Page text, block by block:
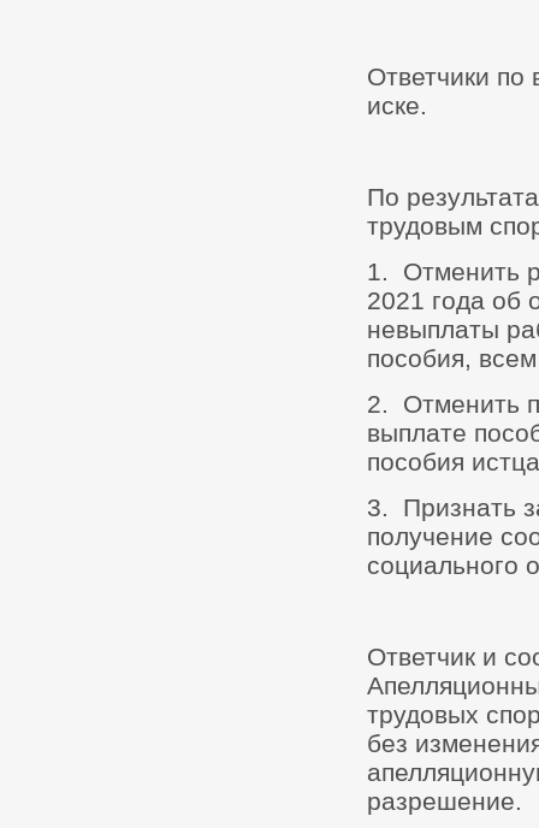
Ответчики по
иске.
По
трудовым
1. Отменить
2021 года об
невыплаты
пособия,
2. Отменить
выплате
пособия
3. Признать
получение
социального
Ответчик и
трудовых
без
разрешение.